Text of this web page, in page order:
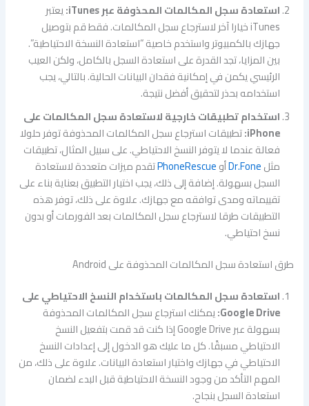
استعادة سجل المكالمات المحذوفة عبر iTunes:
يعتبر
iTunes خيارا آخر لاسترجاع سجل المكالمات. فقط قم بتوصيل
جهازك بالكمبيوتر واستخدم خاصية “استعادة النسخة الاحتياطية”.
بين المزايا، تجد القدرة على استعادة السجل بالكامل، ولكن العيب
الرئيسي يكمن في إمكانية فقدان البيانات الحالية. بالتالي، يجب
استخدامه بحذر لتحقيق أفضل نتيجة.
استخدام تطبيقات خارجية لاستعادة سجل المكالمات على
iPhone: تطبيقات استرجاع سجل المكالمات المحذوفة توفر حلولا
فعالة عندما لا يتوفر النسخ الاحتياطي. على سبيل المثال، تطبيقات
مثلDr.FoneأوPhoneRescueتقدم ميزات متعددة لاستعادة
السجل بسهولة. إضافة إلى ذلك، يجب اختيار التطبيق بعناية بناء على
تقييماته ومدى توافقه مع جهازك. علاوة على ذلك، توفر هذه
التطبيقات طرقا لاسترجاع سجل المكالمات بعد الفورمات أو بدون
نسخ احتياطي.
طرق استعادة سجل المكالمات المحذوفة على Android
استعادة سجل المكالمات باستخدام النسخ الاحتياطي على
Google Drive: يمكنك استرجاع سجل المكالمات المحذوفة
بسهولة عبر Google Drive إذا كنت قد قمت بتفعيل النسخ
الاحتياطي مسبقًا. كل ما عليك هو الدخول إلى إعدادات النسخ
الاحتياطي في جهازك واختيار استعادة البيانات. علاوة على ذلك، من
المهم التأكد من وجود النسخة الاحتياطية قبل البدء لضمان
استعادة السجل بنجاح.